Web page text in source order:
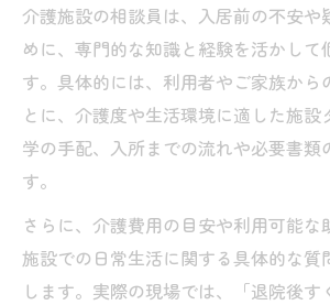
介護施設の相談員は、入居前の不安や
めに、専門的な知識と経験を活かして
す。具体的には、利用者やご家族から
とに、介護度や生活環境に適した施設
学の手配、入所までの流れや必要書類
す。
さらに、介護費用の目安や利用可能な
施設での日常生活に関する具体的な質
します。実際の現場では、「退院後す